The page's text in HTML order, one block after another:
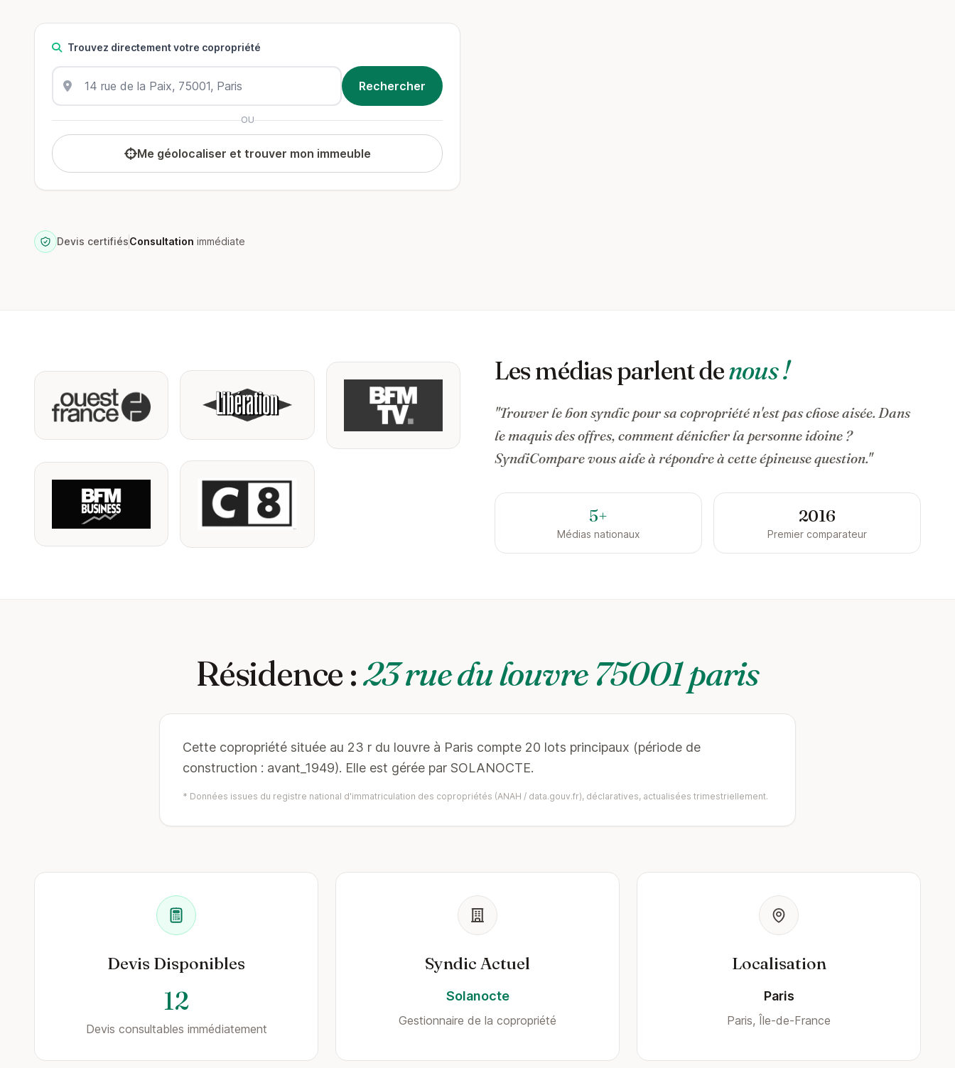
Trouvez directement votre copropriété
OU
Me géolocaliser et trouver mon immeuble
Devis certifiésConsultation immédiate
Les médias parlent denous !
"Trouver le bon syndic pour sa copropriété n'est pas chose aisée. Dans
le maquis des offres, comment dénicher la personne idoine ?
SyndiCompare vous aide à répondre à cette épineuse question."
5+
Médias nationaux
2016
Premier comparateur
Résidence :23 rue du louvre 75001 paris
Cette copropriété située au 23 r du louvre à Paris compte 20 lots principaux (période de
construction : avant_1949). Elle est gérée par SOLANOCTE.
* Données issues du registre national d'immatriculation des copropriétés (ANAH / data.gouv.fr), déclaratives, actualisées trimestriellement.
Devis Disponibles
12
Devis consultables immédiatement
Syndic Actuel
Solanocte
Gestionnaire de la copropriété
Localisation
Paris
Paris, Île-de-France